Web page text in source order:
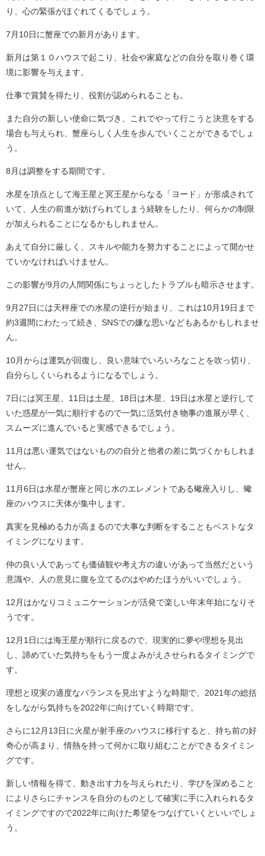
り、心の緊張がほぐれてくるでしょう。
7月10日に蟹座での新月があります。
新月は第１０ハウスで起こり、社会や家庭などの自分を取り巻く環
境に影響を与えます。
仕事で賞賛を得たり、役割が認められることも。
また自分の新しい使命に気づき、これでやって行こうと決意をする
場合も与えられ、蟹座らしく人生を歩んでいくことができるでしょ
う。
8月は調整をする期間です。
水星を頂点として海王星と冥王星からなる「ヨード」が形成されて
いて、人生の前進が妨げられてしまう経験をしたり、何らかの制限
が加えられることになるかもしれません。
あえて自分に厳しく、スキルや能力を努力することによって開かせ
ていかなければいけません。
この影響が9月の人間関係にちょっとしたトラブルも暗示させます。
9月27日には天秤座での水星の逆行が始まり、これは10月19日まで
約3週間にわたって続き、SNSでの嫌な思いなどもあるかもしれませ
ん。
10月からは運気が回復し、良い意味でいろいろなことを吹っ切り、
自分らしくいられるようになるでしょう。
7日には冥王星、11日は土星、18日は木星、19日は水星と逆行して
いた惑星が一気に順行するので一気に活気付き物事の進展が早く、
スムーズに進んでいると実感できるでしょう。
11月は悪い運気ではないものの自分と他者の差に気づくかもしれま
せん。
11月6日は水星が蟹座と同じ水のエレメントである蠍座入りし、蠍
座のハウスに天体が集中します。
真実を見極める力が高まるので大事な判断をすることもベストなタ
イミングになります。
仲の良い人であっても価値観や考え方の違いがあって当然だという
意識や、人の意見に腹を立てるのはやめたほうがいいでしょう。
12月はかなりコミュニケーションが活発で楽しい年末年始になりそ
うです。
12月1日には海王星が順行に戻るので、現実的に夢や理想を見出
し、諦めていた気持ちをもう一度よみがえさせられるタイミングで
す。
理想と現実の適度なバランスを見出すような時期で、2021年の総括
をしながら気持ちを2022年に向けていく時期です。
さらに12月13日に火星が射手座のハウスに移行すると、持ち前の好
奇心が高まり、情熱を持って何かに取り組むことができるタイミン
グです。
新しい情報を得て、動き出す力を与えられたり、学びを深めること
によりさらにチャンスを自分のものとして確実に手に入れられるタ
イミングですので2022年に向けた希望をつなげていくといいでしょ
う。